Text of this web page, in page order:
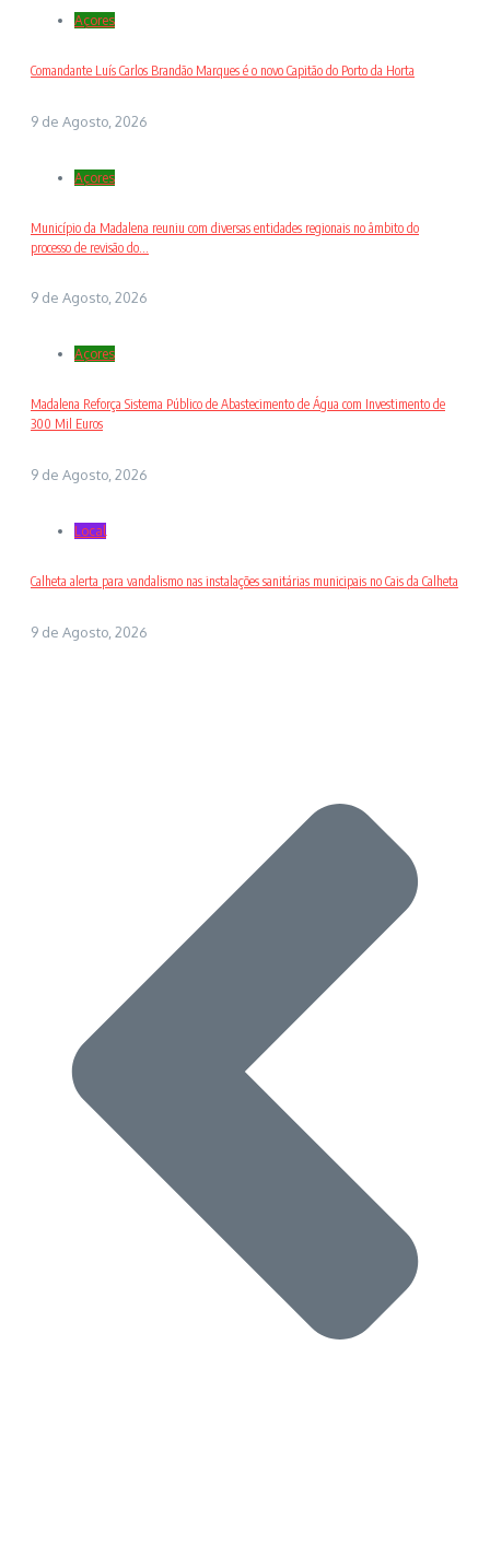
Açores
Comandante Luís Carlos Brandão Marques é o novo Capitão do Porto da Horta
9 de Agosto, 2026
Açores
Município da Madalena reuniu com diversas entidades regionais no âmbito do
processo de revisão do...
9 de Agosto, 2026
Açores
Madalena Reforça Sistema Público de Abastecimento de Água com Investimento de
300 Mil Euros
9 de Agosto, 2026
Local
Calheta alerta para vandalismo nas instalações sanitárias municipais no Cais da Calheta
9 de Agosto, 2026